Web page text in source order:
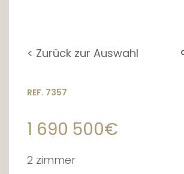
< Zurück zur Auswahl
REF. 7357
1 690 500€
2 zimmer